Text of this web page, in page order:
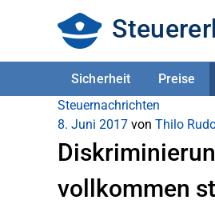
Sicherheit Preise
Steuernachrichten
8. Juni 2017 von Thilo
vollkommen